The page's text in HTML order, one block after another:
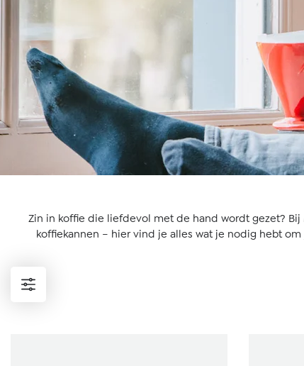
Zin in koffie die liefdevol met de hand wordt gezet?
koffiekannen – hier vind je alles wat je nodig hebt